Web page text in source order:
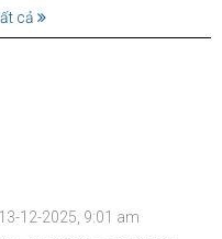
cả
13-12-2025, 9:01 am